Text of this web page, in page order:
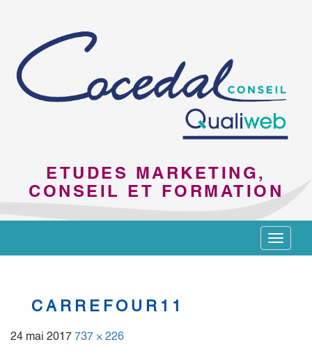
ETUDES MARKETING,
CONSEIL ET FORMATION
Toggle
CARREFOUR11
24 mai 2017 737 × 226